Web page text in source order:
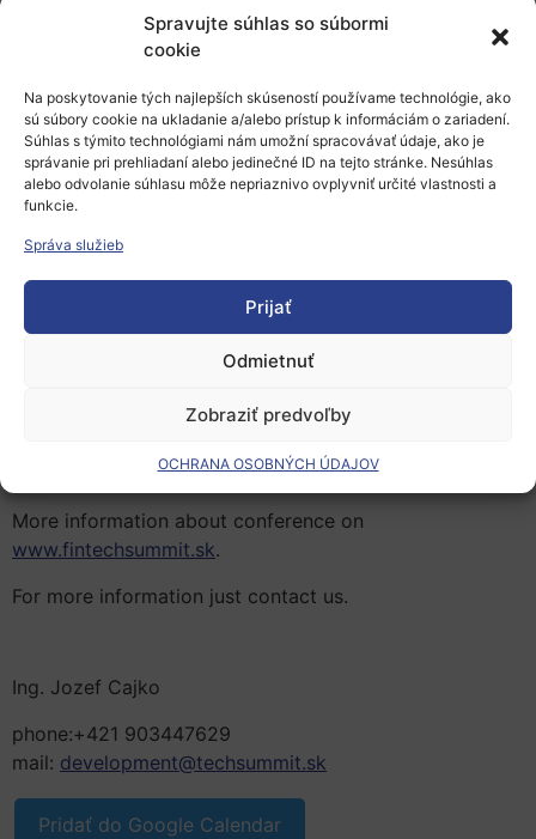
Spravujte súhlas so súbormi
cookie
Na poskytovanie tých najlepších skúseností používame technológie, ako
sú súbory cookie na ukladanie a/alebo prístup k informáciám o zariadení.
Súhlas s týmito technológiami nám umožní spracovávať údaje, ako je
správanie pri prehliadaní alebo jedinečné ID na tejto stránke. Nesúhlas
alebo odvolanie súhlasu môže nepriaznivo ovplyvniť určité vlastnosti a
funkcie.
Správa služieb
Prijať
Odmietnuť
Zobraziť predvoľby
OCHRANA OSOBNÝCH ÚDAJOV
2) FinTech Presentations:
– SECURITY & GDPR
– BLOCKCHAIN CURRENCIES
– SUCCESSFUL MODEL OF COOPERATION OF BANKS
WITH START-UPS (CASE STUDY)
More information here: http://fintechsummit.sk/.
Of course there will also be business meetings
Why to become a part of FinTechsummit? There is a
topics and of course unique conference management.
Do not be hestite and use the option of
office: British Embassy!
More information about conference on
www.fintechsummit.sk.
For more information just contact us.
Ing. Jozef Cajko
phone:+421 903447629
mail: development@techsummit.sk
Pridať do Google Calendar